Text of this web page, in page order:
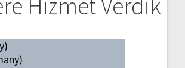
Hizmet Verdik